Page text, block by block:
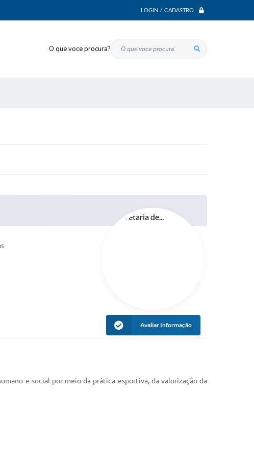
LOGIN / CADASTRO
O que voce procura?
Avaliar Informação
e social por meio da prática esportiva, da valorização da